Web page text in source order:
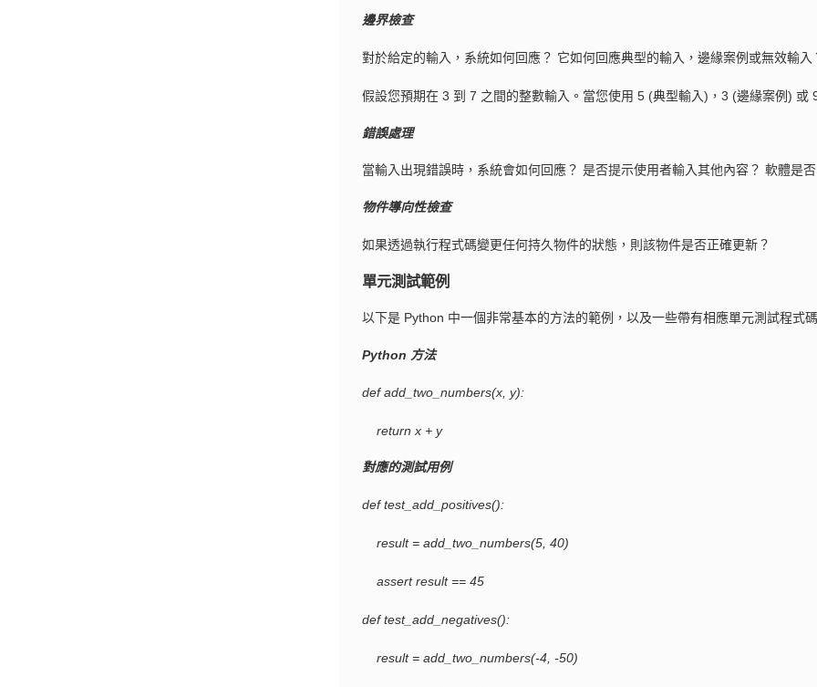
邊界檢查
對於給定的輸入，系統如何回應？ 它如何回應典型的輸入，邊緣案例或無效輸入
假設您預期在 3 到 7 之間的整數輸入。當您使用 5 (典型輸入)，3 (邊緣案例) 或
錯誤處理
當輸入出現錯誤時，系統會如何回應？ 是否提示使用者輸入其他內容？ 軟體是否
物件導向性檢查
如果透過執行程式碼變更任何持久物件的狀態，則該物件是否正確更新？
單元測試範例
以下是 Python 中一個非常基本的方法的範例，以及一些帶有相應單元測試程式
Python 方法
def add_two_numbers(x, y):
return x + y
對應的測試用例
def test_add_positives():
result = add_two_numbers(5, 40)
assert result == 45
def test_add_negatives():
result = add_two_numbers(-4, -50)